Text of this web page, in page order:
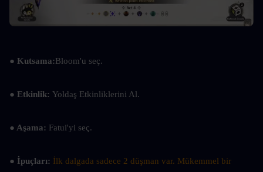
● Kutsama:Bloom'u seç.
● Etkinlik: Yoldaş Etkinliklerini Al.
● Aşama: Fatui'yi seç.
● İpuçları: İlk dalgada sadece 2 düşman var. Mükemmel bir